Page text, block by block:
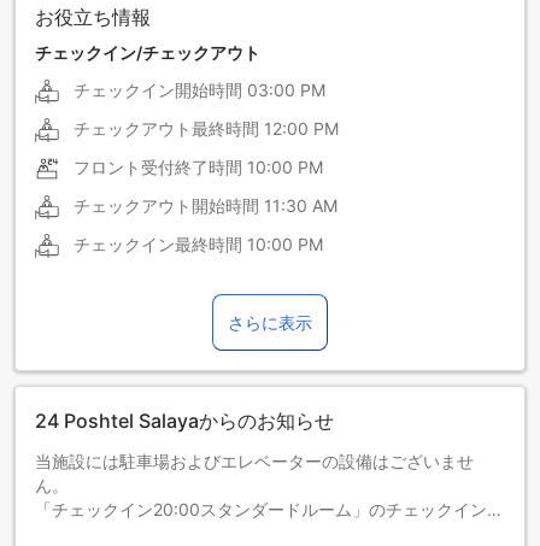
お役立ち情報
チェックイン/チェックアウト
チェックイン開始時間 03:00 PM
チェックアウト最終時間 12:00 PM
フロント受付終了時間 10:00 PM
チェックアウト開始時間 11:30 AM
チェックイン最終時間 10:00 PM
さらに表示
24 Poshtel Salayaからのお知らせ
当施設には駐車場およびエレベーターの設備はございませ
ん。
「チェックイン20:00スタンダードルーム」のチェックインお